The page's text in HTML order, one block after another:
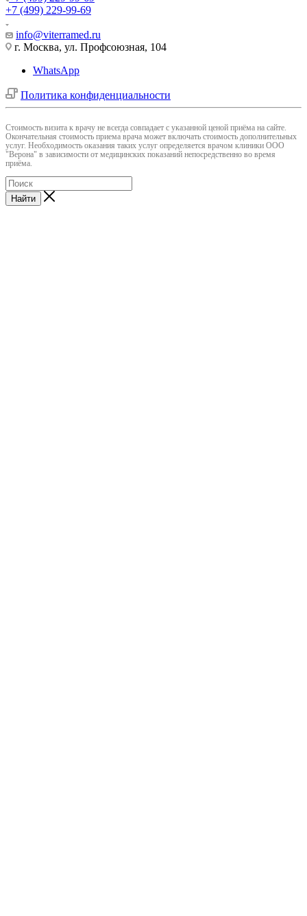
+7 (499) 229-99-69
info@viterramed.ru
г. Москва, ул. Профсоюзная, 104
WhatsApp
Политика конфиденциальности
Cтоимость визита к врачу не всегда совпадает с указанной ценой приёма на сайте.
Окончательная стоимость приема врача может включать стоимость дополнительных
услуг. Необходимость оказания таких услуг определяется врачом клиники ООО
"Верона" в зависимости от медицинских показаний непосредственно во время
приёма.
Найти